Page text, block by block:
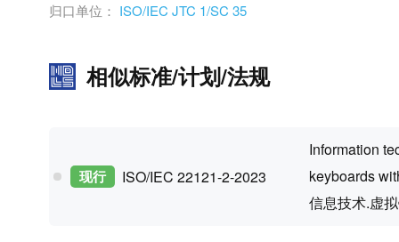
归口单位： ISO/IEC JTC 1/SC 35
相似标准/计划/法规
现行 ISO/IEC 22121-2-2023
Information
keyboards
信息技术.虚